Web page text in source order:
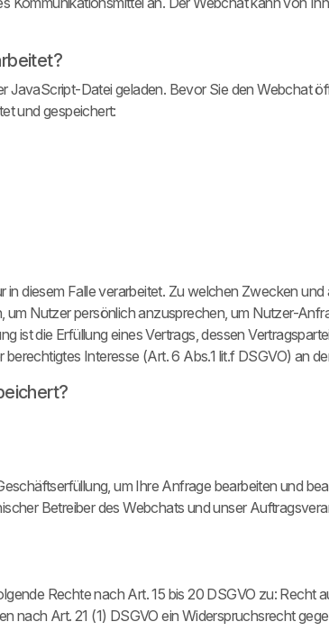
JavaScript-Datei geladen. Bevor Sie den Webchat
und gespeichert:
diesem Falle verarbeitet. Zu welchen Zwecken
Nutzer persönlich anzusprechen, um Nutzer-
ist die Erfüllung eines Vertrags, dessen
Interesse (Art. 6 Abs.1 lit.f DSGVO) an
um Ihre Anfrage bearbeiten und
Betreiber des Webchats und unser
Rechte nach Art. 15 bis 20 DSGVO zu:
nach Art. 21 (1) DSGVO ein Widerspruchsrecht